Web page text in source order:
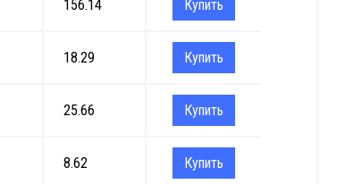
156.14 Купить
18.29 Купить
25.66 Купить
8.62 Купить